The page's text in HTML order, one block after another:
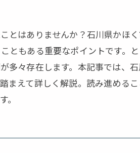
とはありませんか？石川県かほ
もある重要なポイントです。
多々存在します。本記事では、
えて詳しく解説。読み進める